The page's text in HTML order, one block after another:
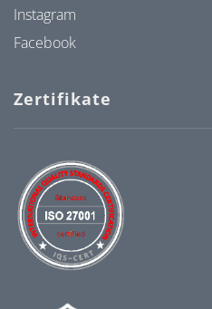
Instagram
Facebook
Zertifikate